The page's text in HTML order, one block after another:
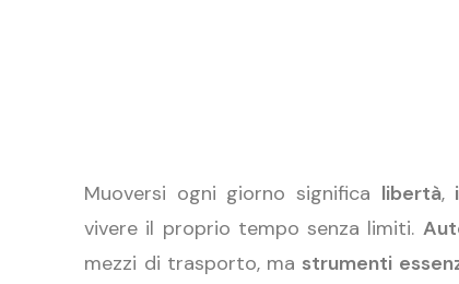
Muoversi ogni giorno significa libertà,
vivere il proprio tempo senza limiti.
mezzi di trasporto, mastrumenti